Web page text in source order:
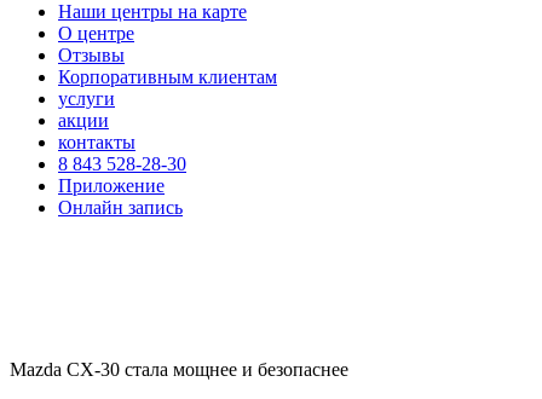
Наши центры на карте
О центре
Отзывы
Корпоративным клиентам
услуги
акции
контакты
8 843 528-28-30
Приложение
Онлайн запись
Mazda CX-30 стала мощнее и безопаснее